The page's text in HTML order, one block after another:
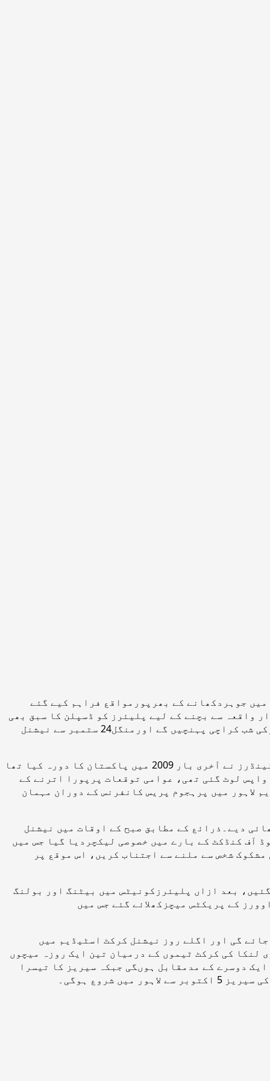
جوہردکھانے کے بھرپورمواقع فراہم کیے گئے
واقعہ سے بچنے کے لیے پلیئرز کو ڈسپلن کا سبق بھی
پڑھادیا گیا،آئی لینڈرز کے خلاف3 ایک روزہ میچوں کی سیریز کے لیے حتمی اسکواڈ کا حصہ بننے والے پلیئرزپیرکی شب کراچی پہنچیں گے اورمنگل24 ستمبر سے نیشنل
تفصیلات کے مطابق پاکستان 10سال کے طویل عرصے بعد سری لنکن کرکٹ ٹیم کی میزبانی کرنے کے لیے تیار ہے، آئی لینڈرز نے آخری بار 2009 میں پاکستان کا دورہ کیا تھا
لوٹ گئی تھی، عوامی توقعات پرپورا اترنے کے
لاہور میں پرہجوم پریس کانفرنس کے دوران مہمان
دیے۔ذرائع کے مطابق صبح کے اوقات میں نیشنل
آف کنڈکٹ کے بارے میں خصوصی لیکچردیا گیا جس میں
شخص سے ملنے سے اجتناب کریں، اس موقع پر
بعد ازاں پلیئرزکونیٹس میں بیٹنگ اور بولنگ
کے پریکٹس میچزکھلائے گئے جس میں
گی اور اگلے روز نیشنل کرکٹ اسٹیڈیم میں
اورسری لنکا کی کرکٹ ٹیموں کے درمیان تین ایک روزہ میچوں
کرکٹ اسٹیڈیم میں ایک دوسرے کے مدمقابل ہوںگی جبکہ سیریز کا تیسرا